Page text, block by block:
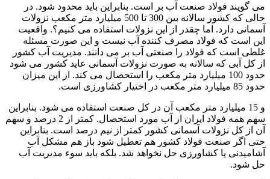
می گویند فولاد صنعت آب بر است. بنابراین باید محدود شود. در
حالی که کشور سالانه بین 300 تا 500 میلیارد متر مکعب نزولات
آسمانی دارد. اما چقدر از این نزولات استفاده می کنیم؟. واقعیت
این است که فولاد مصرف کننده آب نیست و این صورت مسئله
غلطی است که فولاد را صنعتی آب بر می دانند. مدیریت آب کشور
از کل آبی که سالانه به صورت نزولات آسمانی عاید کشور می شود
حدود 100 میلیارد متر مکعب را استحصال می کند. از این میزان
حدود 85 میلیارد متر مکعب در اختیار کشاورزی است.
و 15 میلیارد متر مکعب آن در کل صنعت استفاده می شود. بنابراین
سهم همه فولاد ایران از آب مورد استحصال. کمتر از 2 درصد و سهم
آن از کل نزولات آسمانی کشور کمتر از نیم درصد است. بنابراین
حتی اگر صنعت فولاد کشور هم تعطیل شود باز هم مشکل آب
آشامیدنی یا کشاورزی حل نخواهد شد. بلکه باید سوء مدیریت آب
حل شود.